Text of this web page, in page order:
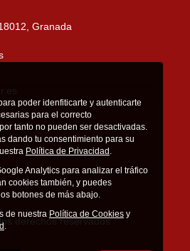
Granada
derechos reservados
poder idenfiticarte y autenticarte
para el correcto
tanto no pueden ser desactivadas.
dando tu consentimiento para su
Política de Privacidad .
Analytics para analizar el tráfico
cookies también, y puedes
botones de más abajo.
de nuestra Política de Cookies y
.